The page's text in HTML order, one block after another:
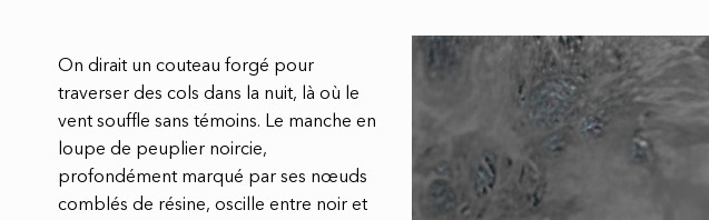
On dirait un couteau forgé pour
traverser des cols dans la nuit, là où le
vent souffle sans témoins. Le manche en
loupe de peuplier noircie,
profondément marqué par ses nœuds
comblés de résine, oscille entre noir et